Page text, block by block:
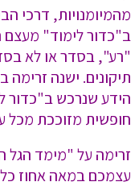
מהמיומנויות, דרכי
ב"כדור לימוד" מעצם
"רע", בסדר או לא
תיקונים. ישנה זרימה
הידע שנרכש ב"כדור
חופשית מזוככת מכל
זרימה על "מימד הגל
עצמכם במאה אחוז